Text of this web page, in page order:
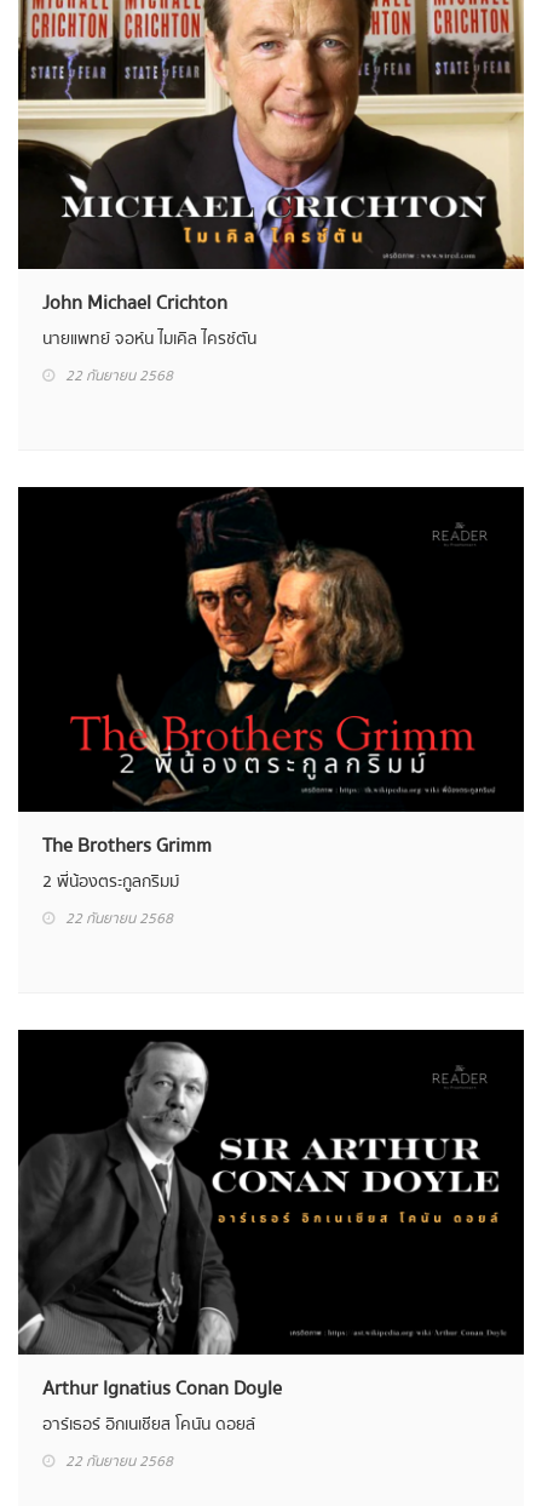
John Michael Crichton
นายแพทย์ จอห์น ไมเคิล ไครช์ตัน
22 กันยายน 2568
The Brothers Grimm
2 พี่น้องตระกูลกริมม์
22 กันยายน 2568
Arthur Ignatius Conan Doyle
อาร์เธอร์ อิกเนเชียส โคนัน ดอยล์
22 กันยายน 2568